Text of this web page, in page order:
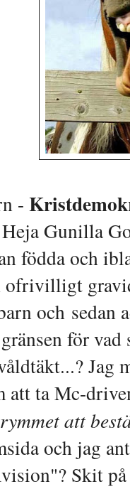
-
Gunilla
födda och
och sedan
för
Jag
att ta Mc-
att
och jag
Skit